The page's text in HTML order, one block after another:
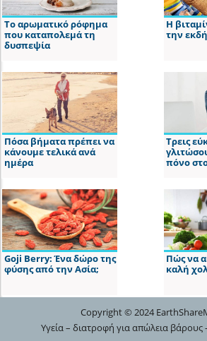
Το αρωματικό ρόφημα
που καταπολεμά τη
δυσπεψία
Η
την
Πόσα βήματα πρέπει να
κάνουμε τελικά ανά
ημέρα
Τρεις
πόνο
Goji Berry: Ένα δώρο της
φύσης από την Ασία;
Πώς να
καλή
Copyright © 2024
Υγεία – διατροφή για απώλεια βάρους